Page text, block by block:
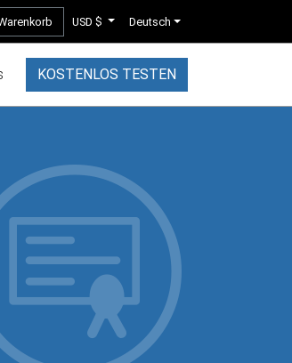
USD $ Deutsch
KOSTENLOS TESTEN